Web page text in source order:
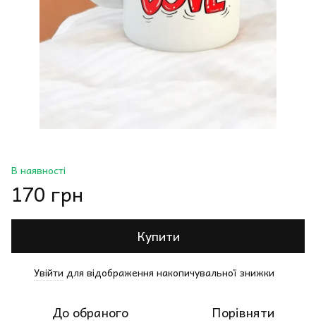
В наявності
170 грн
Купити
Увійти для відображення накопичувальної знижки
До обраного Порівняти